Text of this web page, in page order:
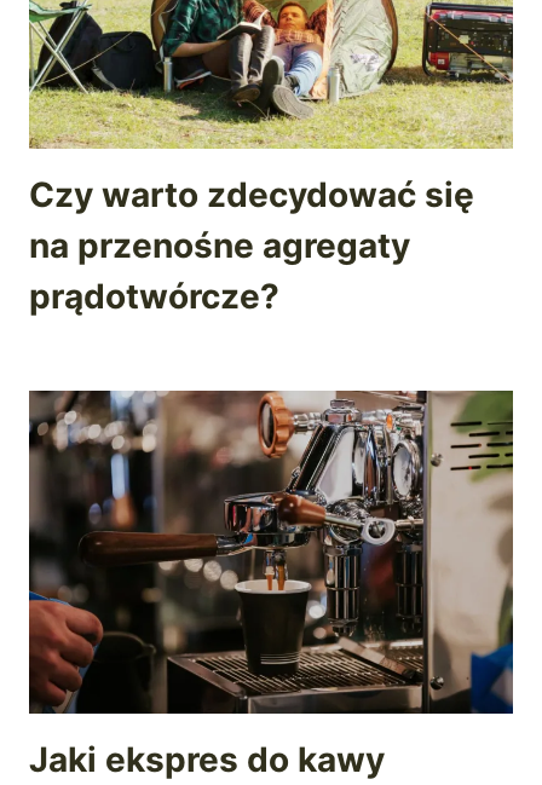
Czy warto zdecydować się
na przenośne agregaty
prądotwórcze?
Jaki ekspres do kawy